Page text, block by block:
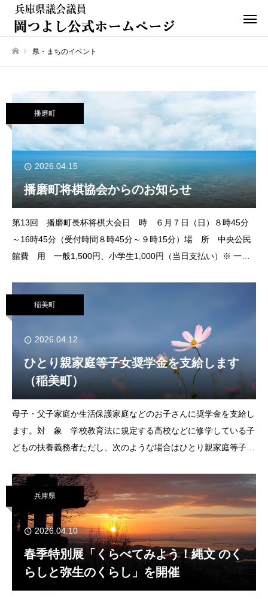
県・まちのイベント
播磨町
2026.04.15
播磨町将棋協会からのお知らせ
第13回 播磨町長杯将棋大会日 時 ６月７日（日）８時45分
～16時45分（受付時間８時45分～９時15分）場 所 中央公民
館費 用 一般1,500円、小学生1,000円（当日支払い）※ 一般
稲美町
2026.04.12
ひとり親家庭等子女奨学金を支給します
（稲美町）
母子・父子家庭か生活保護家庭などのお子さんに奨学金を支給し
ます。対 象 学校教育法に規定する高校などに修学している子
どもの扶養義務者ただし、次のような場合はひとり親家庭等子女
計金額（令和７年中）が350万円以上
兵庫県
2026.04.10
春季特別展「くらべてみよう！縄文 のく
らしと弥生のくらし」を開催